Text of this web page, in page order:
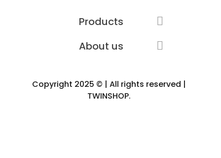
Products 
About us 
Copyright 2025 © | All rights reserved |
TWINSHOP.